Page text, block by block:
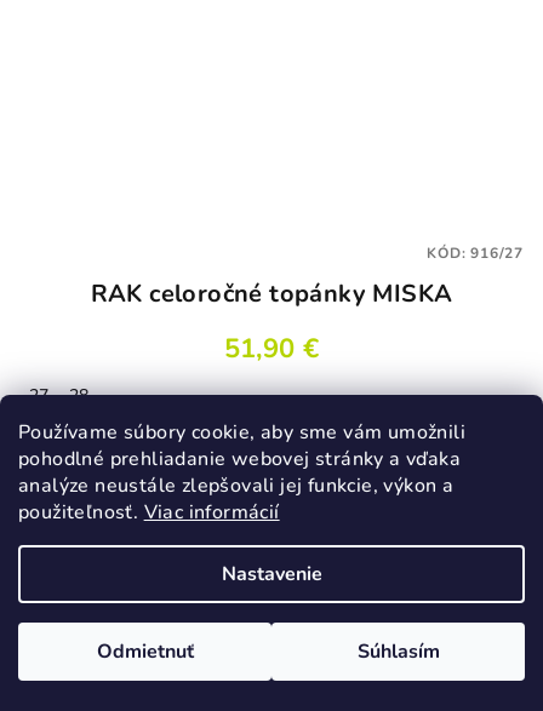
Používame súbory cookie, aby sme vám umožnili
pohodlné prehliadanie webovej stránky a vďaka
analýze neustále zlepšovali jej funkcie, výkon a
použiteľnosť. Viac informácií
Nastavenie
Odmietnuť Súhlasím
RAK celoročné topánky MISKA
51,90 €
27
28
Skladom
Detail
KÓD:916/27